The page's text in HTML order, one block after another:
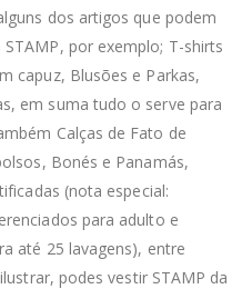
dos artigos que podem
por exemplo; T-shirts
capuz, Blusões e Parkas,
em suma tudo o serve para
Calças de Fato de
Bonés e Panamás,
(nota especial:
para adulto e
até 25 lavagens), entre
podes vestir STAMP da